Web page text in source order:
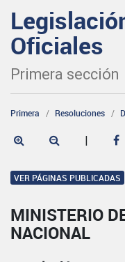
Oficiales
Primera sección
Primera Resoluciones
|
VER PÁGINAS PUBLICADAS
MINISTERIO
NACIONAL